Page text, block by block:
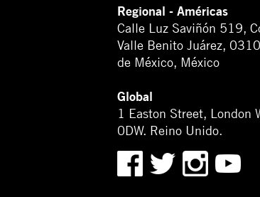
Regional - Américas
Calle Luz Saviñón 519,
Valle Benito Juárez,
de México, México
Global
1 Easton Street, London
0DW. Reino Unido.